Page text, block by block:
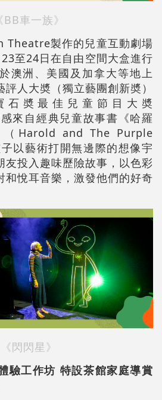
BB車一族》
Theatre製作的兒童互動劇場
23至24日在自由空間大盒進行
澳洲、美國及加拿大等地上
人大奬（獨立藝團創新奬）
石奬最佳兒童節目大奬
來自經典兒童故事書《哈羅
Harold and The Purple
以藝術打開無邊際的想像宇
友投入趣味歷險故事，以色彩
和悅耳音樂，激發他們的好奇
《閃閃星》
驗工作坊 特設茶館家庭導賞